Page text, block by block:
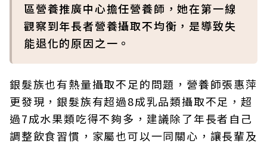
區營養推廣中心擔任營養師，她在第一線
觀察到年長者營養攝取不均衡，是導致失
能退化的原因之一。
銀髮族也有熱量攝取不足的問題，營養師張惠萍
更發現，銀髮族有超過8成乳品類攝取不足，超
過7成水果類吃得不夠多，建議除了年長者自己
調整飲食習慣，家屬也可以一同關心，讓長輩及